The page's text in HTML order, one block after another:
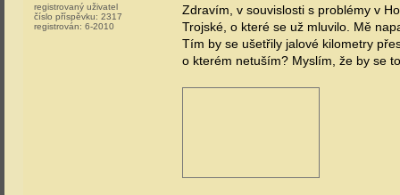
registrovaný uživatel
číslo příspěvku: 2317
registrován: 6-2010
Zdravím, v souvislosti s problémy v
Trojské, o které se už mluvilo. Mě
Tím by se ušetřily jalové kilometry
o kterém netuším? Myslím, že by se